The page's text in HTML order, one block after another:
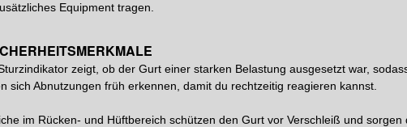
Equipment tragen.
zeigt, ob der Gurt einer starken Belastung ausgesetzt war,
sich Abnutzungen früh erkennen, damit du rechtzeitig reagieren kannst.
im Rücken- und Hüftbereich schützen den Gurt vor Verschleiß und